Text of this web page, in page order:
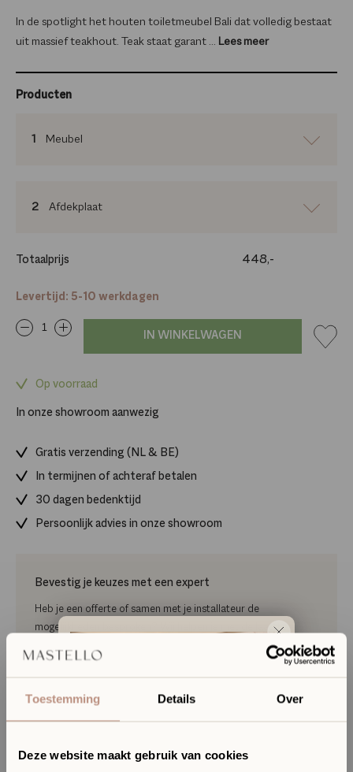
Toestemming Details Over
Deze website maakt gebruik van cookies
In de spotlight het houten toiletmeubel Bali dat volledig bestaat
uit massief teakhout. Teak staat garant ... Lees meer
Producten
1 Meubel
2 Afdekplaat
Totaalprijs 448,-
Levertijd: 5-10 werkdagen
IN WINKELWAGEN
Op voorraad
In onze showroom aanwezig
Gratis verzending (NL & BE)
In termijnen of achteraf betalen
30 dagen bedenktijd
Persoonlijk advies in onze showroom
Bevestig je keuzes met een expert
Heb je een offerte of samen met je installateur de
mogelijkheden besproken? Wij helpen je met de laatste